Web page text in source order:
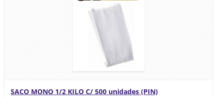
SACO MONO 1/2 KILO C/ 500 unidades (PIN)